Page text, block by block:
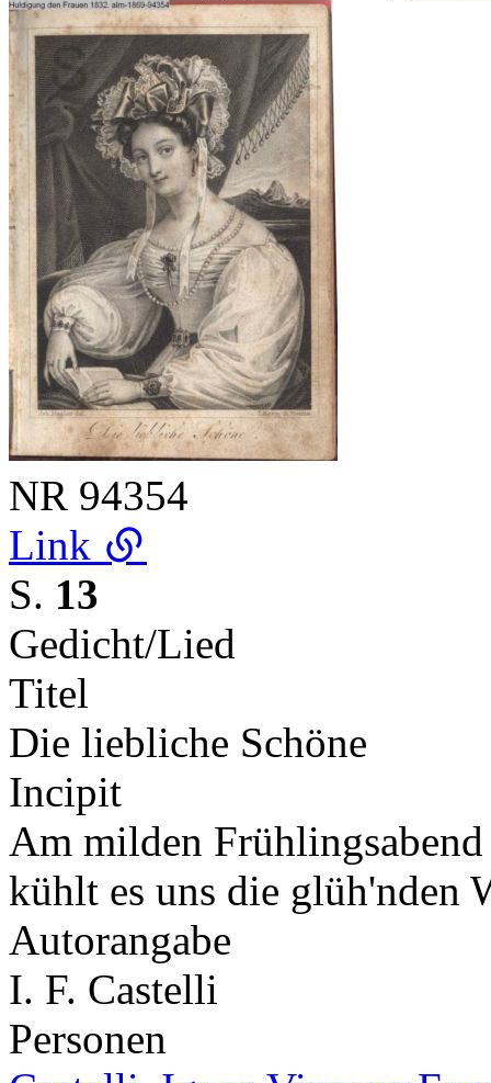
NR 94354
Link
S. 13
Gedicht/Lied
Titel
Die liebliche Schöne
Incipit
Am milden
kühlt es uns die glüh'nden
Autorangabe
I. F. Castelli
Personen